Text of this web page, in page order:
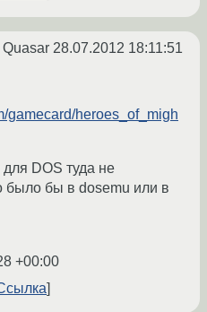
Quasar 28.07.2012 18:11:51
gamecard/heroes_of_migh
DOS туда не
было бы в dosemu или в
+00:00